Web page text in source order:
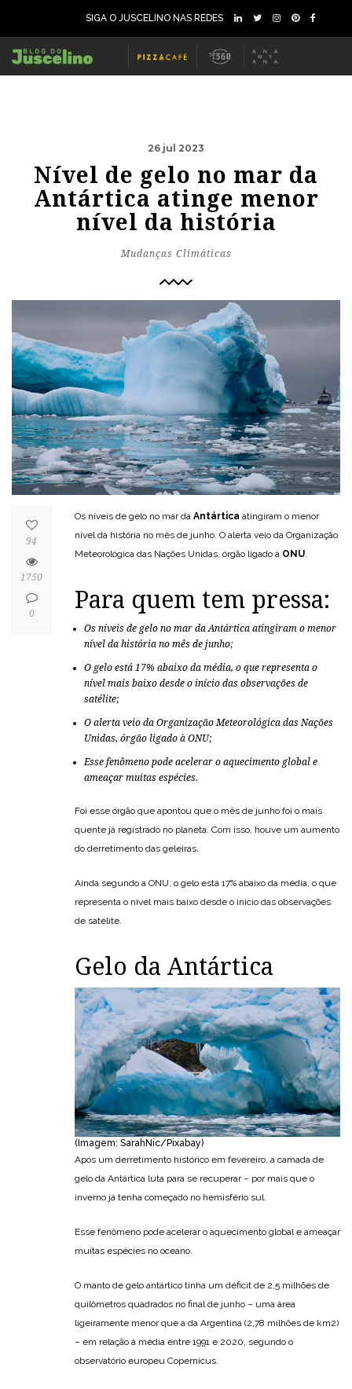
SIGA O JUSCELINO NAS REDES
26 jul 2023
Nível de gelo no mar da
Antártica atinge menor
nível da história
Mudanças Climáticas
Os níveis de gelo no mar da Antártica atingiram o menor
nível da história no mês de junho. O alerta veio da Organização
Meteorológica das Nações Unidas, órgão ligado à ONU.
Para quem tem pressa:
Os níveis de gelo no mar da Antártica atingiram o menor
nível da história no mês de junho;
O gelo está 17% abaixo da média, o que representa o
nível mais baixo desde o início das observações de
satélite;
O alerta veio da Organização Meteorológica das Nações
Unidas, órgão ligado à ONU;
Esse fenômeno pode acelerar o aquecimento global e
ameaçar muitas espécies.
Foi esse órgão que apontou que o mês de junho foi o mais
quente já registrado no planeta. Com isso, houve um aumento
do derretimento das geleiras.
Ainda segundo a ONU, o gelo está 17% abaixo da média, o que
representa o nível mais baixo desde o início das observações
de satélite.
Gelo da Antártica
(Imagem: SarahNic/Pixabay)
Após um derretimento histórico em fevereiro, a camada de
gelo da Antártica luta para se recuperar – por mais que o
inverno já tenha começado no hemisfério sul.
Esse fenômeno pode acelerar o aquecimento global e ameaçar
muitas espécies no oceano.
O manto de gelo antártico tinha um déficit de 2,5 milhões de
quilômetros quadrados no final de junho – uma área
ligeiramente menor que a da Argentina (2,78 milhões de km2)
– em relação à média entre 1991 e 2020, segundo o
observatório europeu Copernicus.
94
1750
0